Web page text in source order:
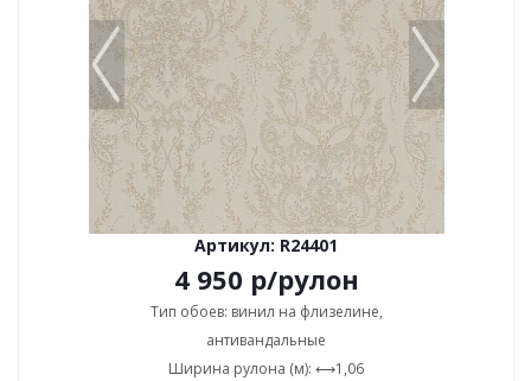
Артикул: R24401
4 950 р/рулон
Тип обоев: винил на флизелине,
антивандальные
Ширина рулона (м): ⟷1,06